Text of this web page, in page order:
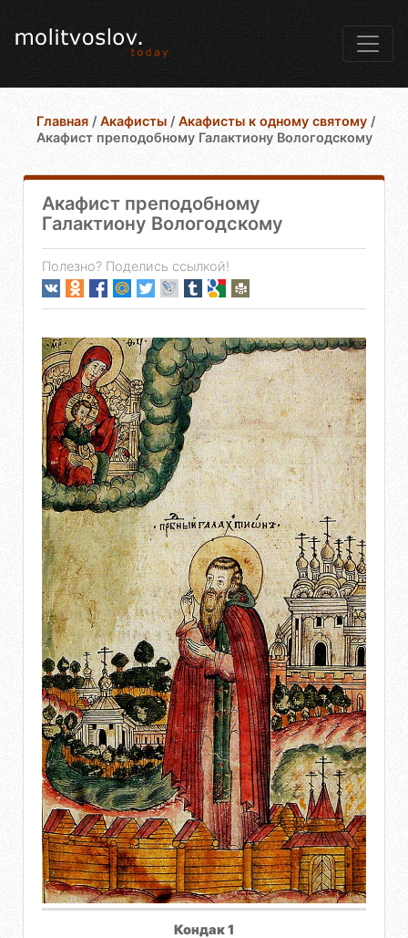
Главная / Акафисты /Акафисты к одному святому /
Акафист преподобному Галактиону Вологодскому
Акафист преподобному
Галактиону Вологодскому
Полезно? Поделись ссылкой!
Кондак 1